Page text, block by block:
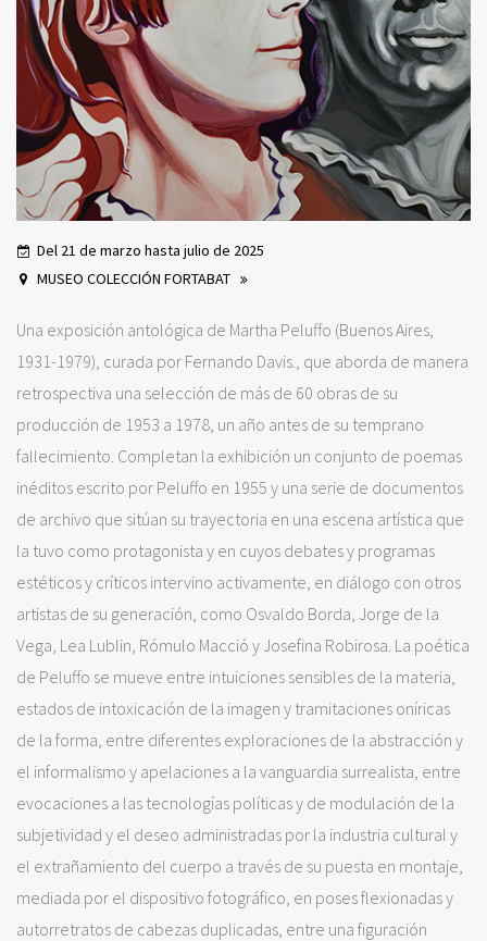
Del 21 de marzo hasta julio de 2025
MUSEO COLECCIÓN FORTABAT
Una exposición antológica de Martha Peluffo (Buenos Aires,
1931-1979), curada por Fernando Davis., que aborda de manera
retrospectiva una selección de más de 60 obras de su
producción de 1953 a 1978, un año antes de su temprano
fallecimiento. Completan la exhibición un conjunto de poemas
inéditos escrito por Peluffo en 1955 y una serie de documentos
de archivo que sitúan su trayectoria en una escena artística que
la tuvo como protagonista y en cuyos debates y programas
estéticos y críticos intervino activamente, en diálogo con otros
artistas de su generación, como Osvaldo Borda, Jorge de la
Vega, Lea Lublin, Rómulo Macció y Josefina Robirosa. La poética
de Peluffo se mueve entre intuiciones sensibles de la materia,
estados de intoxicación de la imagen y tramitaciones oníricas
de la forma, entre diferentes exploraciones de la abstracción y
el informalismo y apelaciones a la vanguardia surrealista, entre
evocaciones a las tecnologías políticas y de modulación de la
subjetividad y el deseo administradas por la industria cultural y
el extrañamiento del cuerpo a través de su puesta en montaje,
mediada por el dispositivo fotográfico, en poses flexionadas y
autorretratos de cabezas duplicadas, entre una figuración